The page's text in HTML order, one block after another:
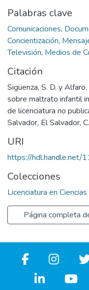
Palabras clave
Comunicaciones,
Concientización,
Televisión, Medios de
Citación
Sigüenza, S. D. y
sobre maltrato infantil
de licenciatura no
Salvador, El Salvador,
URI
https://hdl.handle.net/
Colecciones
Licenciatura en
Página completa